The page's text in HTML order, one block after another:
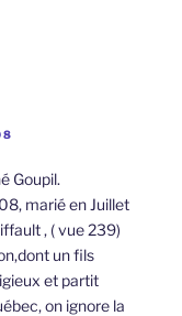
Goupil.
marié en Juillet
, ( vue 239)
un fils
et partit
on ignore la